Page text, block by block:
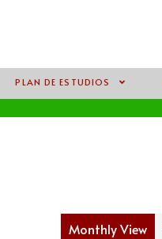
PLAN DE ESTUDIOS
Monthly View